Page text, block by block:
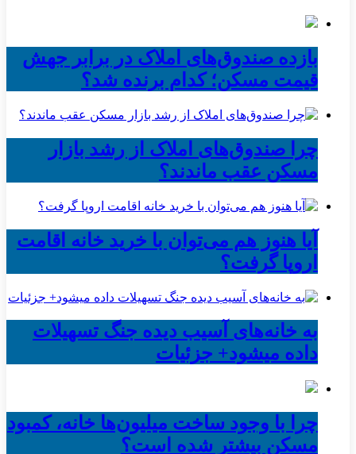
بازده صندوق‌های املاک در برابر جهش
قیمت مسکن؛ کدام برنده شد؟
چرا صندوق‌های املاک از رشد بازار
مسکن عقب ماندند؟
آیا هنوز هم می‌توان با خرید خانه اقامت
اروپا گرفت؟
به خانه‌های آسیب دیده جنگ تسهیلات
داده میشود+ جزئیات
چرا با وجود ساخت میلیون‌ها خانه، کمبود
مسکن بیشتر شده است؟